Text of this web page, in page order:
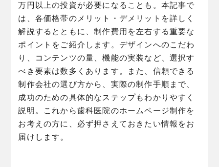
万円以上の投資が必要になることも。本記事で
は、各価格帯のメリット・デメリットを詳しく
解説するとともに、制作費用を左右する重要な
ポイントをご紹介します。デザインへのこだわ
り、コンテンツの量、機能の実装など、選択す
べき要素は数多くあります。また、信頼できる
制作会社の選び方から、実際の制作手順まで、
成功のための具体的なステップもわかりやすく
説明。これから歯科医院のホームページ制作を
お考えの方に、必ず押さえておきたい情報をお
届けします。